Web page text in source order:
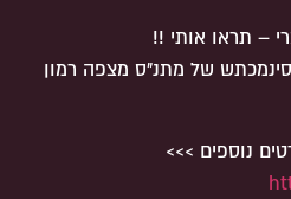
– תראו אותי !!
של מתנ״ס מצפה רמון
נוספים >>>